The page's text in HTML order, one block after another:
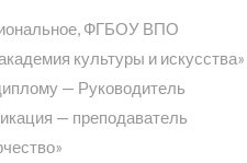
ФГБОУ ВПО
культуры и искусства»
— Руководитель
— преподаватель